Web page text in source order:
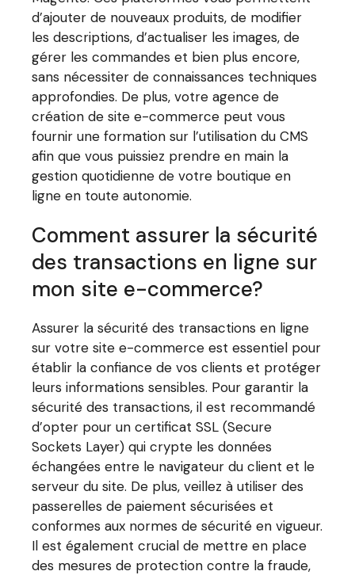
d’ajouter de nouveaux produits, de modifier
les descriptions, d’actualiser les images, de
gérer les commandes et bien plus encore,
sans nécessiter de connaissances techniques
approfondies. De plus, votre agence de
création de site e-commerce peut vous
fournir une formation sur l’utilisation du CMS
afin que vous puissiez prendre en main la
gestion quotidienne de votre boutique en
ligne en toute autonomie.
Comment assurer la sécurité
des transactions en ligne sur
mon site e-commerce?
Assurer la sécurité des transactions en ligne
sur votre site e-commerce est essentiel pour
établir la confiance de vos clients et protéger
leurs informations sensibles. Pour garantir la
sécurité des transactions, il est recommandé
d’opter pour un certificat SSL (Secure
Sockets Layer) qui crypte les données
échangées entre le navigateur du client et le
serveur du site. De plus, veillez à utiliser des
passerelles de paiement sécurisées et
conformes aux normes de sécurité en vigueur.
Il est également crucial de mettre en place
des mesures de protection contre la fraude,